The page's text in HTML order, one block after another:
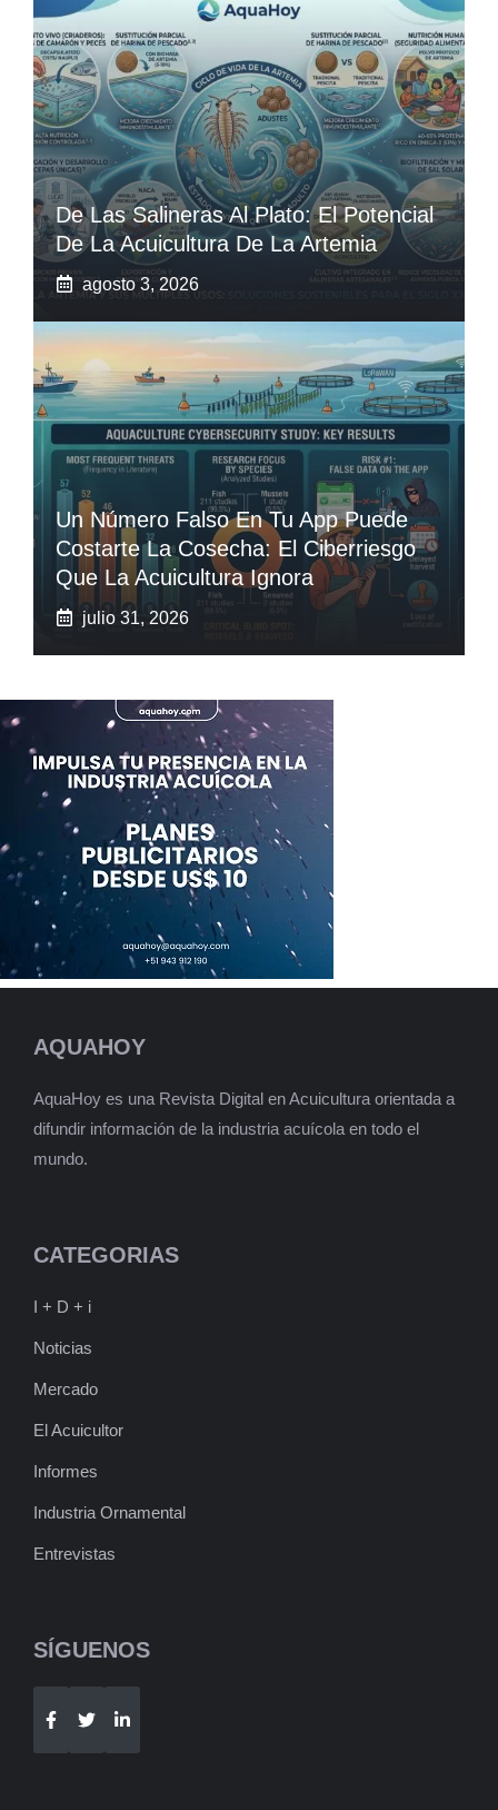
De Las Salineras Al Plato: El Potencial
De La Acuicultura De La Artemia
agosto 3, 2026
Un Número Falso En Tu App Puede
Costarte La Cosecha: El Ciberriesgo
Que La Acuicultura Ignora
julio 31, 2026
AQUAHOY
AquaHoy es una Revista Digital en Acuicultura orientada a
difundir información de la industria acuícola en todo el
mundo.
CATEGORIAS
I + D + i
Noticias
Mercado
El Acuicultor
Informes
Industria Ornamental
Entrevistas
SÍGUENOS
Telegram